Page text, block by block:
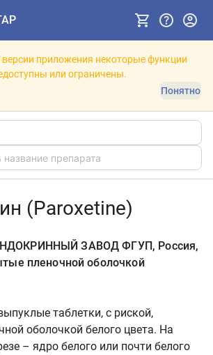
версии приложения некоторые функции
или ограничены.
Понятно
(Paroxetine)
ЗАВОД ФГУП, Россия,
пленочной оболочкой
таблетки, с риской,
оболочкой белого цвета. На
– ядро белого или почти белого